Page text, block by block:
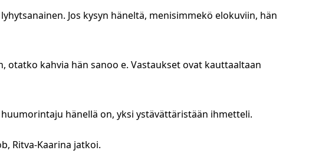
Jos kysyn häneltä, menisimmekö elokuviin, hän
otatko kahvia hän sanoo e. Vastaukset ovat kauttaaltaan
hänellä on, yksi ystävättäristään ihmetteli.
Ritva-Kaarina jatkoi.